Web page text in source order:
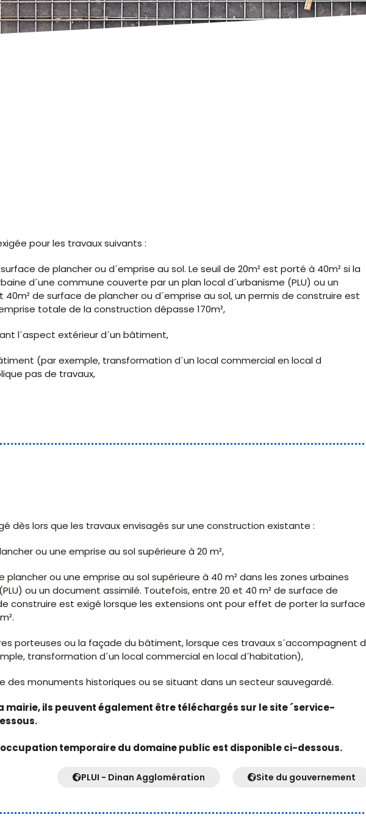
pour les travaux suivants :
de plancher ou d´emprise au sol. Le seuil de 20m² est porté à 40m² si la
d´une commune couverte par un plan local d´urbanisme (PLU) ou un
de surface de plancher ou d´emprise au sol, un permis de construire est
totale de la construction dépasse 170m²,
l´aspect extérieur d´un bâtiment,
(par exemple, transformation d´un local commercial en local d
pas de travaux,
dès lors que les travaux envisagés sur une construction existante :
ou une emprise au sol supérieure à 20 m²,
ou une emprise au sol supérieure à 40 m² dans les zones urbaines
ou un document assimilé. Toutefois, entre 20 et 40 m² de surface de
construire est exigé lorsque les extensions ont pour effet de porter la surface
porteuses ou la façade du bâtiment, lorsque ces travaux s´accompagnent d
transformation d´un local commercial en local d´habitation),
des monuments historiques ou se situant dans un secteur sauvegardé.
mairie, ils peuvent également être téléchargés sur le site ´service-
temporaire du domaine public est disponible ci-dessous.
PLUI - Dinan Agglomération Site du gouvernement